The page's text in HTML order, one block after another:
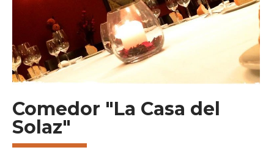
Comedor "La Casa del
Solaz"